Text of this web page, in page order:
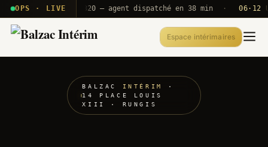
OPS · LIVE
T2E · B71 Push A320 — agent dispatché en 38 min · 06·12 UTC
Espace intérimaires
BALZAC INTÉRIM
·
14 PLACE LOUIS
XIII · RUNGIS